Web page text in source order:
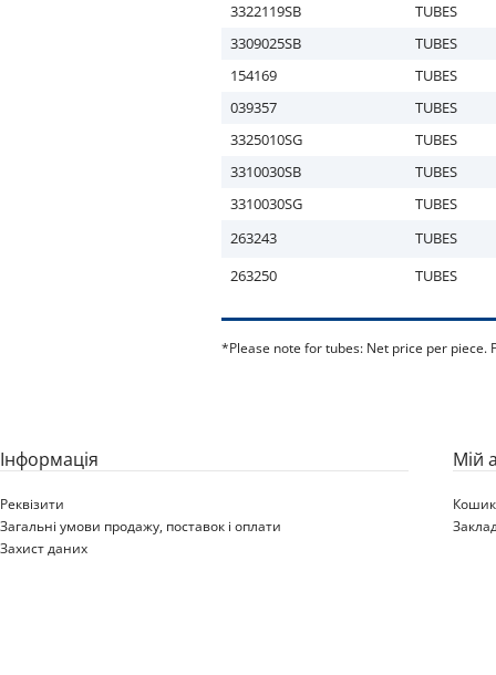
3322119SB
TUBES
3309025SB
TUBES
154169
TUBES
039357
TUBES
3325010SG
TUBES
3310030SB
TUBES
3310030SG
TUBES
263243
TUBES
263250
TUBES
*Please note for tubes: Net price per piece.
Iнформація
Реквізити
Загальні умови продажу, поставок і оплати
Захист даних
Мій
Кошик